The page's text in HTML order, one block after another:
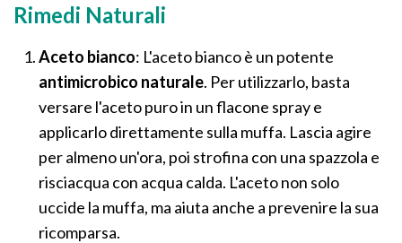
Rimedi Naturali
Aceto bianco: L'aceto bianco è un potente
antimicrobico naturale. Per utilizzarlo, basta
versare l'aceto puro in un flacone spray e
applicarlo direttamente sulla muffa. Lascia agire
per almeno un'ora, poi strofina con una spazzola e
risciacqua con acqua calda. L'aceto non solo
uccide la muffa, ma aiuta anche a prevenire la sua
ricomparsa.